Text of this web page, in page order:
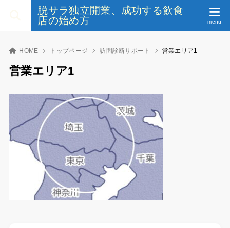
脱サラ独立開業、成功する飲食
店の始め方
HOME トップページ 訪問診断サポート 営業エリア1
営業エリア1